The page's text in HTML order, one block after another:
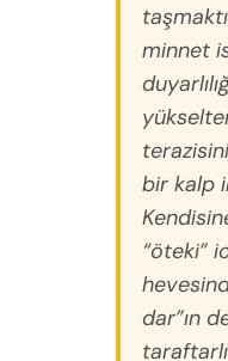
minnet
bir kalp
“öteki”
dar”ın